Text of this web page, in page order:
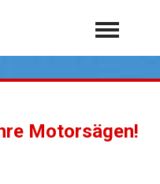
Testberichte
Motorsägen!